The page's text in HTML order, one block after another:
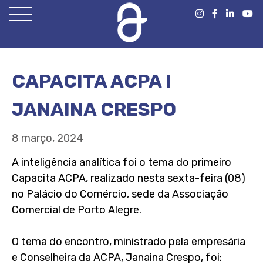
Open
CAPACITA ACPA I
JANAINA CRESPO
8 março, 2024
A inteligência analítica foi o tema do primeiro
Capacita ACPA, realizado nesta sexta-feira (08)
no Palácio do Comércio, sede da Associação
Comercial de Porto Alegre.
O tema do encontro, ministrado pela empresária
e Conselheira da ACPA, Janaina Crespo, foi: